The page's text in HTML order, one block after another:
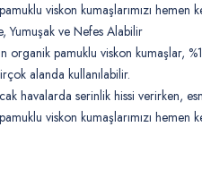
viskon kumaşlarımızı hemen
Yumuşak ve Nefes Alabilir
organik pamuklu viskon kumaşlar,
alanda kullanılabilir.
havalarda serinlik hissi verirken,
viskon kumaşlarımızı hemen